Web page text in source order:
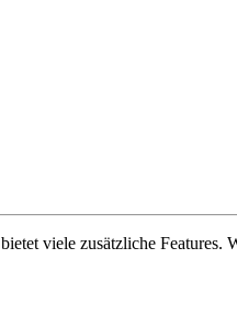
bietet viele zusätzliche Features.